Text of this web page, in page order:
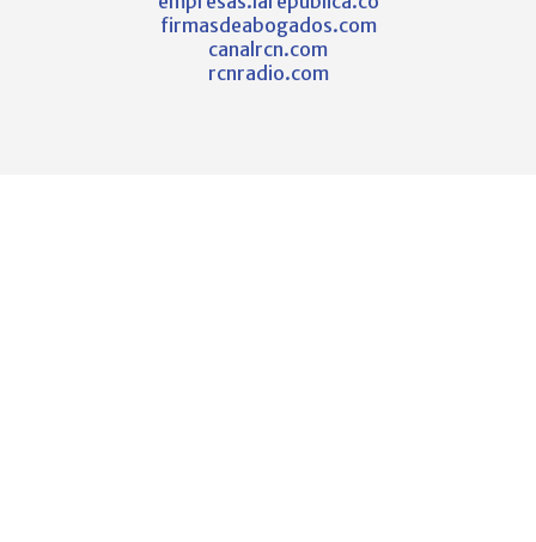
firmasdeabogados.com
canalrcn.com
rcnradio.com